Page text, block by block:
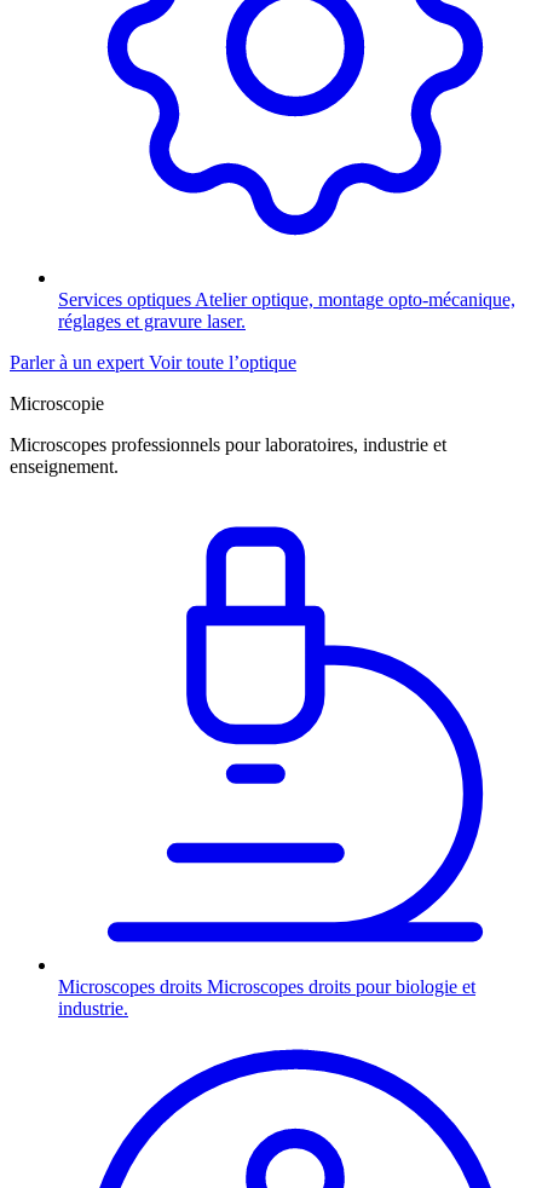
Services optiques Atelier optique, montage opto-mécanique,
réglages et gravure laser.
Parler à un expert Voir toute l’optique
Microscopie
Microscopes professionnels pour laboratoires, industrie et
enseignement.
Microscopes droits Microscopes droits pour biologie et
industrie.